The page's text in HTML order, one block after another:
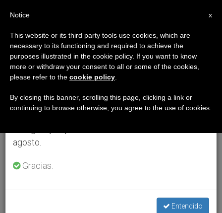
×
Aviso importante
Del 27 de julio al 7 de agosto haremos la pausa
anual, aprovechando que en el periodo de verano
se generan menos informaciones y también el
agosto.
Gracias.
Entendido
x
Notice
This website or its third party tools use cookies, which are
necessary to its functioning and required to achieve the
purposes illustrated in the cookie policy. If you want to know
more or withdraw your consent to all or some of the cookies,
please refer to the cookie policy
By closing this banner, scrolling this page, clicking a link or
continuing to browse otherwise, you agree to the use of cookies.